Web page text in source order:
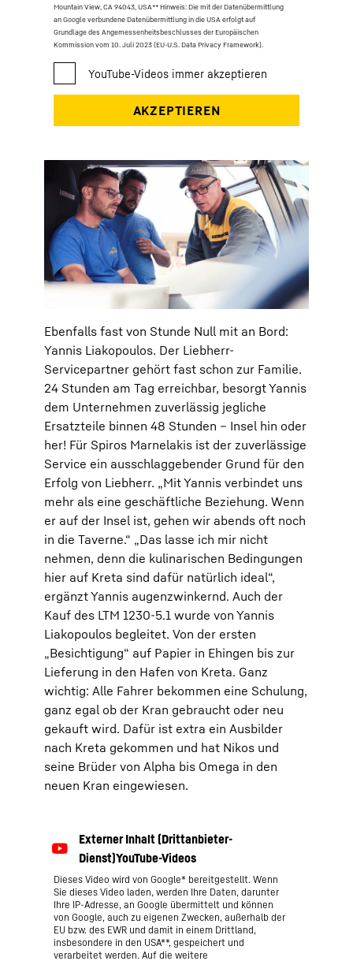
Mountain View, CA 94043, USA** Hinweis: Die mit der Datenübermittlung
an Google verbundene Datenübermittlung in die USA erfolgt auf
Grundlage des Angemessenheitsbeschlusses der Europäischen
Kommission vom 10. Juli 2023 (EU-U.S. Data Privacy Framework).
Ebenfalls fast von Stunde Null mit an Bord:
Yannis Liakopoulos. Der Liebherr-
Servicepartner gehört fast schon zur Familie.
24 Stunden am Tag erreichbar, besorgt Yannis
dem Unternehmen zuverlässig jegliche
Ersatzteile binnen 48 Stunden – Insel hin oder
her! Für Spiros Marnelakis ist der zuverlässige
Service ein ausschlaggebender Grund für den
Erfolg von Liebherr. „Mit Yannis verbindet uns
mehr als eine geschäftliche Beziehung. Wenn
er auf der Insel ist, gehen wir abends oft noch
in die Taverne.“ „Das lasse ich mir nicht
nehmen, denn die kulinarischen Bedingungen
hier auf Kreta sind dafür natürlich ideal“,
ergänzt Yannis augenzwinkernd. Auch der
Kauf des LTM 1230-5.1 wurde von Yannis
Liakopoulos begleitet. Von der ersten
„Besichtigung“ auf Papier in Ehingen bis zur
Lieferung in den Hafen von Kreta. Ganz
wichtig: Alle Fahrer bekommen eine Schulung,
ganz egal ob der Kran gebraucht oder neu
gekauft wird. Dafür ist extra ein Ausbilder
nach Kreta gekommen und hat Nikos und
seine Brüder von Alpha bis Omega in den
neuen Kran eingewiesen.
Dieses Video wird von Google* bereitgestellt. Wenn
Sie dieses Video laden, werden Ihre Daten, darunter
Ihre IP-Adresse, an Google übermittelt und können
von Google, auch zu eigenen Zwecken, außerhalb der
EU bzw. des EWR und damit in einem Drittland,
insbesondere in den USA**, gespeichert und
verarbeitet werden. Auf die weitere